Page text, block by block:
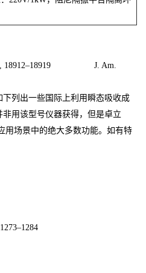
34, 18912–18919 J. Am.
列出一些国际上利用瞬态吸收成
用该型号仪器获得，但是卓立
用场景中的绝大多数功能。如有特